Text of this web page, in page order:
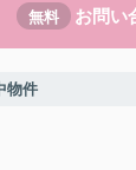
無料 お問い
物件